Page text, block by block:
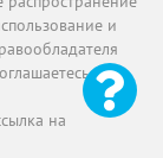
и
с
на